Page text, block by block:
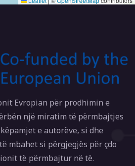
Evropian për prodhimin e
një miratim të përmbajtjes
e autorëve, si dhe
mbahet si përgjegjës për çdo
të përmbajtur në të.